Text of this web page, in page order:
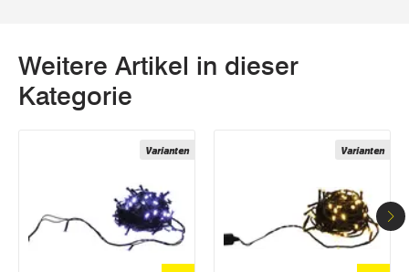
Weitere Artikel in dieser
Kategorie
Varianten Varianten